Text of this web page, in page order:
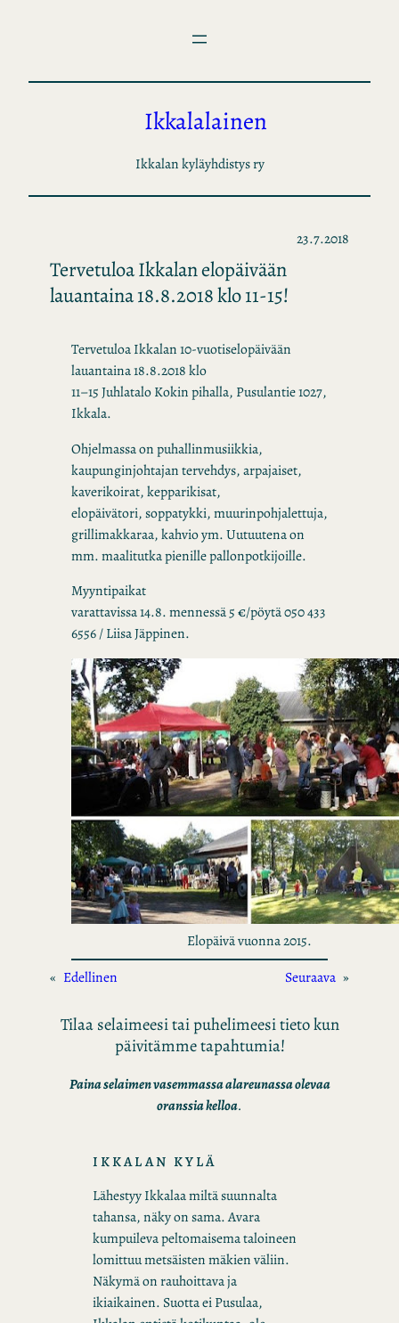
Ikkalalainen
Ikkalan kyläyhdistys ry
23.7.2018
Tervetuloa Ikkalan elopäivään
lauantaina 18.8.2018 klo 11-15!
Tervetuloa Ikkalan 10-vuotiselopäivään
lauantaina 18.8.2018 klo
11–15 Juhlatalo Kokin pihalla, Pusulantie 1027,
Ikkala.
Ohjelmassa on puhallinmusiikkia,
kaupunginjohtajan tervehdys, arpajaiset,
kaverikoirat, kepparikisat,
elopäivätori, soppatykki, muurinpohjalettuja,
grillimakkaraa, kahvio ym. Uutuutena on
mm. maalitutka pienille pallonpotkijoille.
Myyntipaikat
varattavissa 14.8. mennessä 5 €/pöytä 050 433
6556 / Liisa Jäppinen.
Elopäivä vuonna 2015.
« Edellinen Seuraava »
Tilaa selaimeesi tai puhelimeesi tieto kun
päivitämme tapahtumia!
Paina selaimen vasemmassa alareunassa olevaa
oranssia kelloa.
IKKALAN KYLÄ
Lähestyy Ikkalaa miltä suunnalta
tahansa, näky on sama. Avara
kumpuileva peltomaisema taloineen
lomittuu metsäisten mäkien väliin.
Näkymä on rauhoittava ja
ikiaikainen. Suotta ei Pusulaa,